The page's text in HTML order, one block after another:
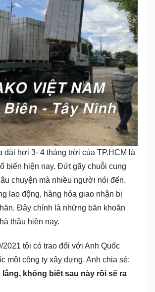
dài hơi 3- 4 tháng trời của TP.HCM là
biến hiện nay. Đứt gãy chuỗi cung
chuyện mà nhiều người nói đến.
lao động, hàng hóa giao nhận bị
Đây chính là những băn khoăn
thầu hiện nay.
2021 tôi có trao đổi với Anh Quốc
một công ty xây dựng. Anh chia sẻ:
lắng, không biết sau này rồi sẽ ra